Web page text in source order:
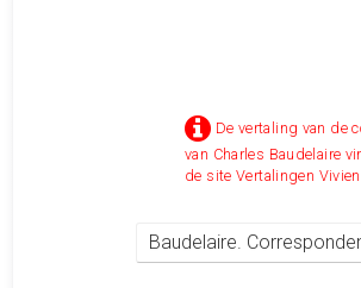
De vertaling van de
van Charles Baudelaire
de site Vertalingen
Baudelaire.